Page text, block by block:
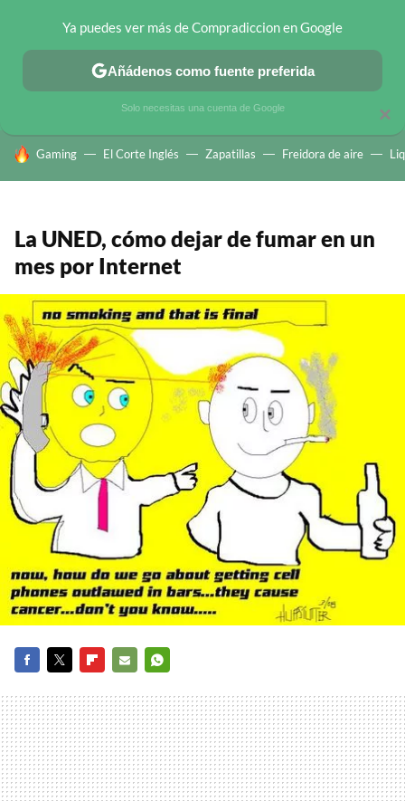
CHOLLOS TELEGRAM OFERTAS EN MÓVILES OFERTAS EN
HOY SE HABLA DE
Gaming El Corte Inglés Zapatillas Freidora de aire
La UNED, cómo dejar de fumar en un
mes por Internet
MAIL
×
Ya puedes ver más de Compradiccion en Google
Añádenos como fuente preferida
Solo necesitas una cuenta de Google